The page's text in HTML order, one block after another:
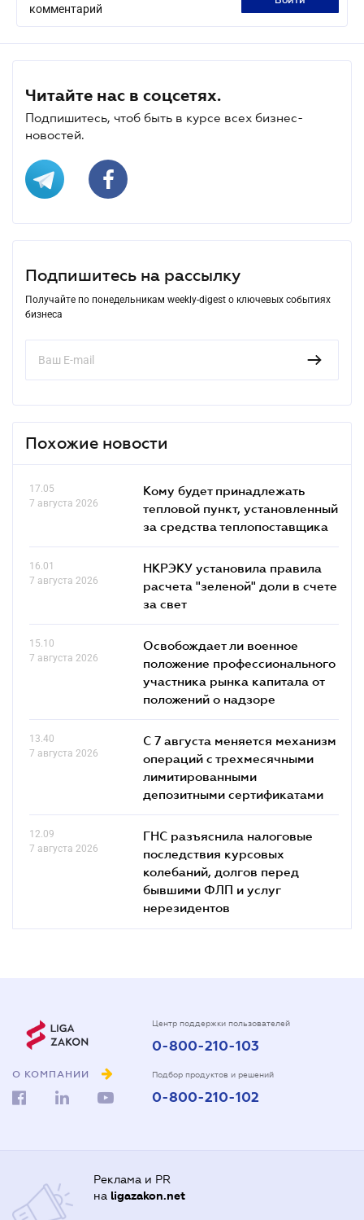
комментарий
Читайте нас в соцсетях.
Подпишитесь, чтоб быть в курсе всех бизнес-
новостей.
Подпишитесь на рассылку
Получайте по понедельникам weekly-digest о ключевых событиях
бизнеса
Похожие новости
17.05
7 августа 2026
Кому будет принадлежать
тепловой пункт, установленный
за средства теплопоставщика
16.01
7 августа 2026
НКРЭКУ установила правила
расчета "зеленой" доли в счете
за свет
15.10
7 августа 2026
Освобождает ли военное
положение профессионального
участника рынка капитала от
положений о надзоре
13.40
7 августа 2026
С 7 августа меняется механизм
операций с трехмесячными
лимитированными
депозитными сертификатами
12.09
7 августа 2026
ГНС разъяснила налоговые
последствия курсовых
колебаний, долгов перед
бывшими ФЛП и услуг
нерезидентов
О КОМПАНИИ
Центр поддержки пользователей
0-800-210-103
Подбор продуктов и решений
0-800-210-102
Реклама и PR
на ligazakon.net